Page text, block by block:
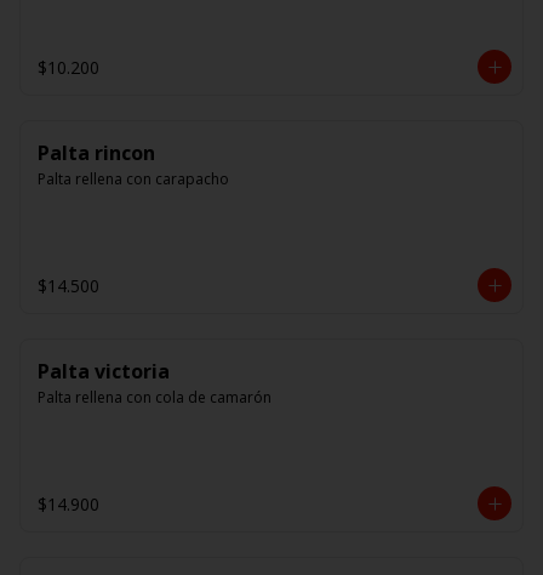
$10.200
Palta rincon
Palta rellena con carapacho
$14.500
Palta victoria
Palta rellena con cola de camarón
$14.900